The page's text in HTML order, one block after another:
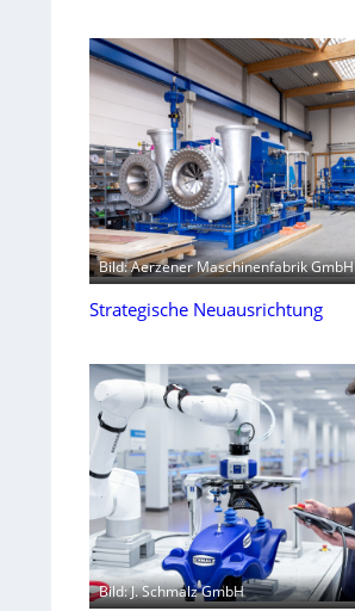
Bild: Aerzener Maschinenfabrik GmbH
Strategische Neuausrichtung
Bild: J. Schmalz GmbH